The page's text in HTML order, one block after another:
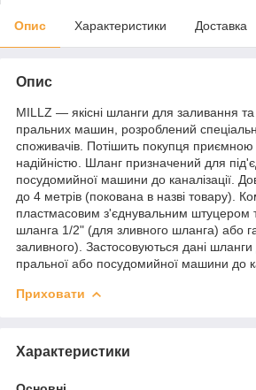
Опис Характеристики Доставка
Опис
MILLZ — якісні шланги для заливання
пральних машин, розроблений
споживачів. Потішить покупця приємною
надійністю. Шланг призначений для
посудомийної машини до каналізації.
до 4 метрів (покована в назві товару).
пластмасовим з'єднувальним штуцером
шланга 1/2" (для зливного шланга) або
заливного). Застосовуються дані
пральної або посудомийної машини до
Приховати
Характеристики